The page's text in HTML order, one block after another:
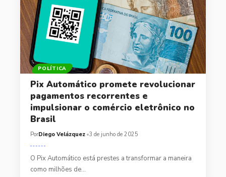
POLÍTICA
Pix Automático promete revolucionar
pagamentos recorrentes e
impulsionar o comércio eletrônico no
Brasil
PorDiego Velázquez 3 de junho de 2025
O Pix Automático está prestes a transformar a maneira
como milhões de…